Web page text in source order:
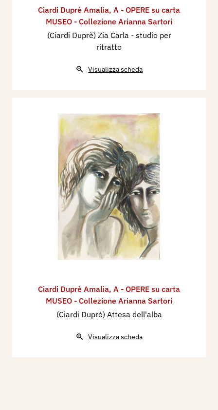
Ciardi Duprè Amalia, A - OPERE su carta
MUSEO - Collezione Arianna Sartori
(Ciardi Duprè) Zia Carla - studio per
ritratto
Visualizza scheda
Ciardi Duprè Amalia, A - OPERE su carta
MUSEO - Collezione Arianna Sartori
(Ciardi Duprè) Attesa dell'alba
Visualizza scheda